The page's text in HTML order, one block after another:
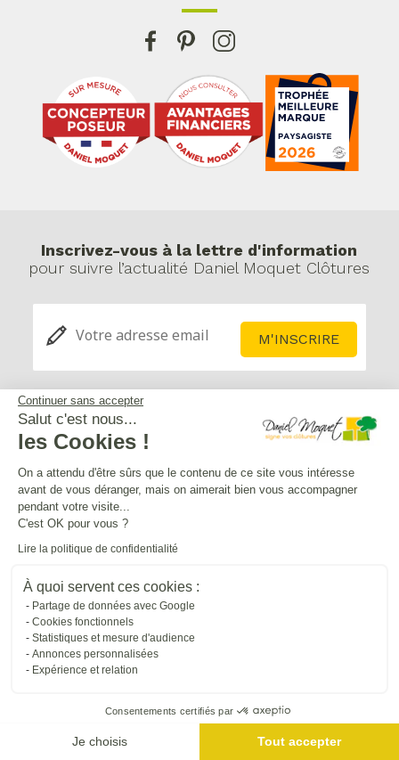
Continuer sans accepter
Salut c'est nous...
les Cookies !
On a attendu d'être sûrs que le contenu de ce site vous intéresse
avant de vous déranger, mais on aimerait bien vous accompagner
pendant votre visite...
C'est OK pour vous ?
Lire la politique de confidentialité
À quoi servent ces cookies :
Partage de données avec Google
Cookies fonctionnels
Statistiques et mesure d'audience
Annonces personnalisées
Expérience et relation
Consentements certifiés par
Je choisis Tout accepter
Inscrivez-vous à la lettre d'information
pour suivre l’actualité Daniel Moquet Clôtures
Service après-vente
Mentions légales
Crédits Agence de communication
Plan du site
Gestion des cookies